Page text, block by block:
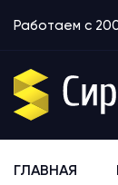
Работаем с
ГЛАВНАЯ